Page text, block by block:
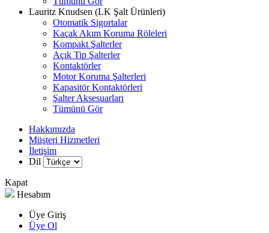
Lauritz Knudsen (LK Şalt Ürünleri)
Otomatik Sigortalar
Kaçak Akım Koruma Röleleri
Kompakt Şalterler
Açık Tip Şalterler
Kontaktörler
Motor Koruma Şalterleri
Kapasitör Kontaktörleri
Şalter Aksesuarları
Tümünü Gör
Hakkımızda
Müşteri Hizmetleri
İletişim
Dil
Kapat
Hesabım
Üye Giriş
Üye Ol